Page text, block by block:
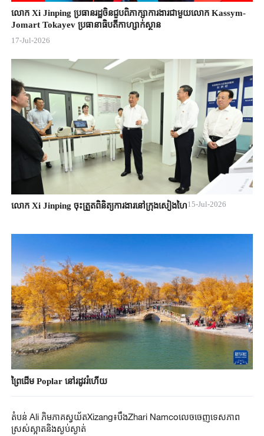
លោក Xi Jinping ប្រធានរដ្ឋចិន​ជួបពិភាក្សា​ការងារជាមួយ​លោក Kassym-
Jomart ​Tokayev ​ប្រធានាធិបតី​កាហ្សាក់ស្ថាន​
17-Jul-2026
លោក Xi Jinping ចុះត្រួតពិនិត្យការងារនៅក្រុងសៀងហៃ15-Jul-2026
ព្រៃដើម Poplar នៅរដូវរំហើយ
តំបន់ Ali ភិមភាគស្វយ័តXizang៖បឹងZhari Namcoលេចចេញទេសភាព
ស្រស់ស្អាតនិងស្ងប់ស្ងាត់